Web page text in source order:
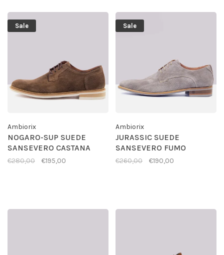
Sale
Ambiorix
NOGARO-SUP SUEDE
SANSEVERO CASTANA
€280,00 €195,00
Sale
Ambiorix
JURASSIC SUEDE
SANSEVERO FUMO
€260,00 €190,00